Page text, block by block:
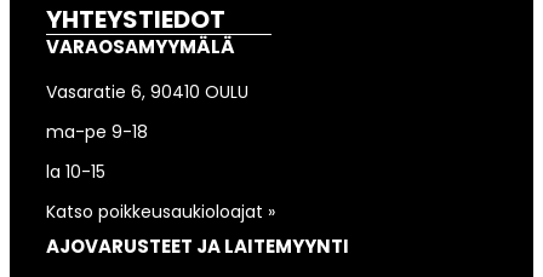
YHTEYSTIEDOT
VARAOSAMYYMÄLÄ
Vasaratie 6, 90410 OULU
ma-pe 9-18
la 10-15
Katso poikkeusaukioloajat »
AJOVARUSTEET JA LAITEMYYNTI